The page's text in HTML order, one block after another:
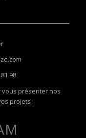
98
vous présenter nos
projets !